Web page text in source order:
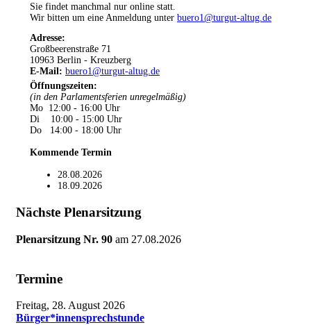
Sie findet manchmal nur online statt.
Wir bitten um eine Anmeldung unter buero1@turgut-altug.de
Adresse:
Großbeerenstraße 71
10963 Berlin - Kreuzberg
E-Mail: buero1@turgut-altug.de
Öffnungszeiten:
(in den Parlamentsferien unregelmäßig)
Mo 12:00 - 16:00 Uhr
Di 10:00 - 15:00 Uhr
Do 14:00 - 18:00 Uhr
Kommende Termin
28.08.2026
18.09.2026
Nächste Plenarsitzung
Plenarsitzung Nr. 90 am 27.08.2026
Termine
Freitag, 28. August 2026
Bürger*innensprechstunde